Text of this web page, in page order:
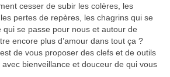
cesser de subir les colères, les
pertes de repères, les chagrins qui se
qui se passe pour nous et autour de
encore plus d’amour dans tout ça ?
de vous proposer des clefs et de outils
bienveillance et douceur de qui vous